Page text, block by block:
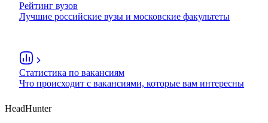
Рейтинг вузов
Лучшие российские вузы и московские факультеты
Статистика по вакансиям
Что происходит с вакансиями, которые вам интересны
HeadHunter